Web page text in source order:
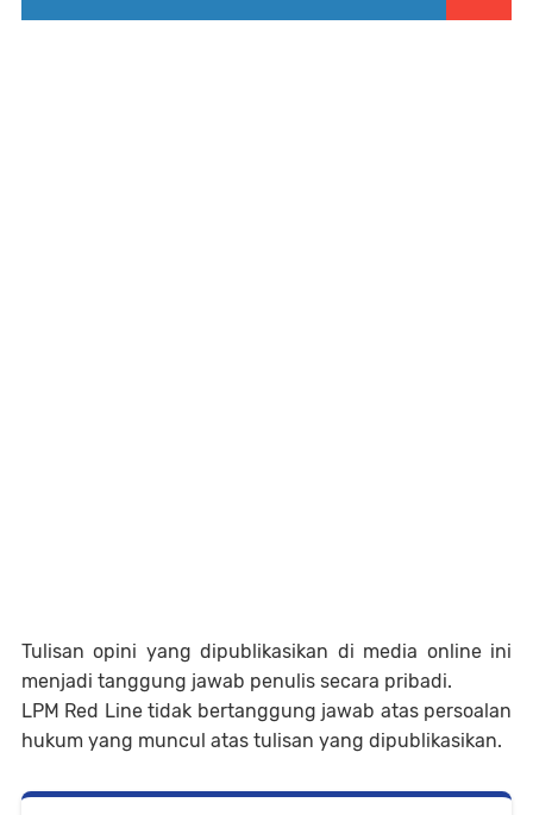
Tulisan opini yang dipublikasikan di media online ini
menjadi tanggung jawab penulis secara pribadi.
LPM Red Line tidak bertanggung jawab atas persoalan
hukum yang muncul atas tulisan yang dipublikasikan.